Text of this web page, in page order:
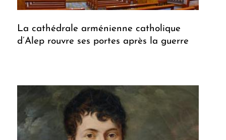
La cathédrale arménienne catholique
d’Alep rouvre ses portes après la guerre